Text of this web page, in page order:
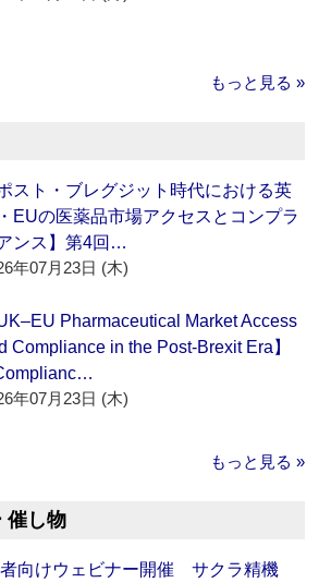
もっと見る »
ポスト・ブレグジット時代における英
EUの医薬品市場アクセスとコンプラ
ンス】第4回…
年07月23日 (木)
UK–EU Pharmaceutical Market Access
Compliance in the Post-Brexit Era】
年07月23日 (木)
もっと見る »
催し物
向けウェビナー開催 サクラ精機